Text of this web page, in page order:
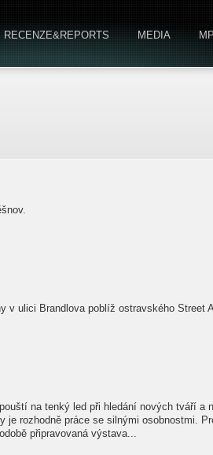
RECENZE&REPORTS MEDIA
v ulici Brandlova poblíž ostravského Street
na tenký led při hledání nových tváří a
je rozhodně práce se silnými osobnostmi.
připravovaná výstava...